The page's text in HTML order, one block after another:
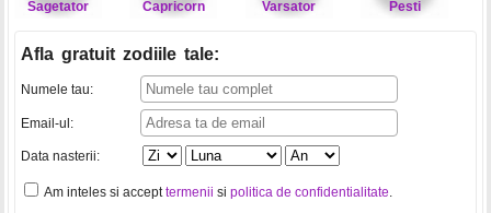
Sagetator Capricorn Varsator Pesti
Afla gratuit zodiile tale:
Numele tau:
Email-ul:
Data nasterii:
Am inteles si accepttermenii si politica de confidentialitate.